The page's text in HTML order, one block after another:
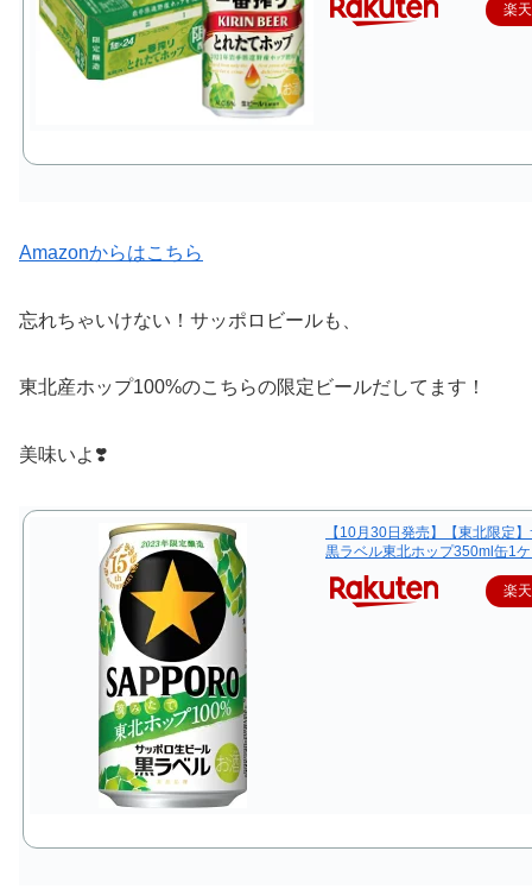
楽
Amazonからはこちら
忘れちゃいけない！サッポロビールも、
東北産ホップ100%のこちらの限定ビールだしてます！
美味いよ❣️
【10月30日発売】【東北限定
黒ラベル東北ホップ350ml缶1
楽